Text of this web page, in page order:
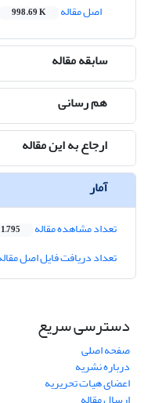
اصل مقاله
998.69 K
سابقه مقاله
هم رسانی
ارجاع به این مقاله
آمار
تعداد مشاهده مقاله 1,795
تعداد دریافت فایل اصل
دسترسی سریع
صفحه اصلی
درباره نشریه
اعضای هیات تحریریه